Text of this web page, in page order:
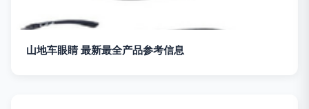
山地车眼睛 最新最全产品参考信息